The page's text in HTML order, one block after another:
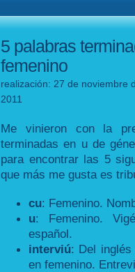
5 palabras
femenino
realización: 27 de noviembre
2011
Me vinieron con la
terminadas en u de
para encontrar las 5
que más me gusta es
cu: Femenino.
u: Femenino.
español.
interviú: Del inglés
en femenino.